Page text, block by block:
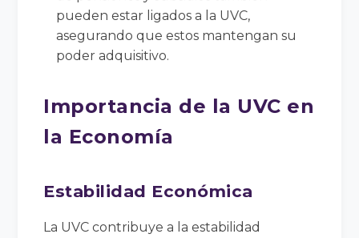
pueden estar ligados a la UVC,
asegurando que estos mantengan su
poder adquisitivo.
Importancia de la UVC en
la Economía
Estabilidad Económica
La UVC contribuye a la estabilidad